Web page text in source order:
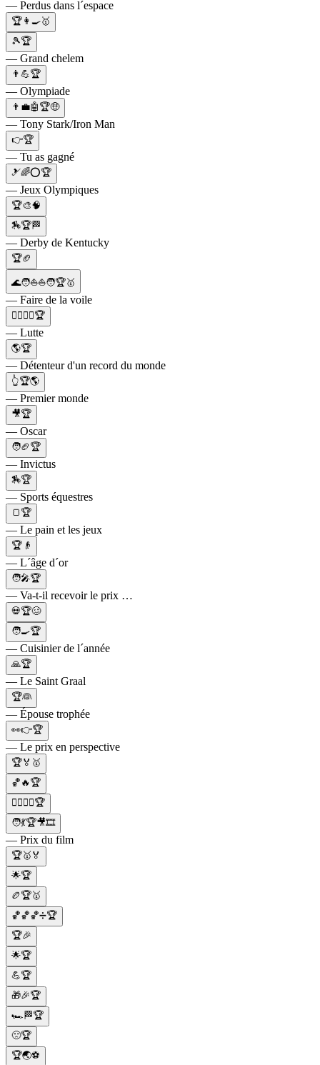
— Perdus dans l´espace
🏆👩‍🍳🥇
🎾🏆
— Grand chelem
👨💪🏆
— Olympiade
👨‍💼🤖🏆🤑
— Tony Stark/Iron Man
👉🏆
— Tu as gagné
🎿🌈⭕🏆
— Jeux Olympiques
🏆🎨🧠
🏇🏆🏁
— Derby de Kentucky
🏆🏈
🌊🧑⛵⛵🧑🏆🥇
— Faire de la voile
🤼‍♂️🤼‍♀️🏆
— Lutte
🌎🏆
— Détenteur d'un record du monde
👆🏆🌎
— Premier monde
🎥🏆
— Oscar
🧑🏈🏆
— Invictus
🏇🏆
— Sports équestres
🍞🏆
— Le pain et les jeux
🏆👴
— L´âge d´or
🧑‍🎤🏆
— Va-t-il recevoir le prix …
💀🏆🥴
🧑‍🍳🏆
— Cuisinier de l´année
🙏🏆
— Le Saint Graal
🏆👰
— Épouse trophée
👀👉🏆
— Le prix en perspective
🏆🏅🥇
🏀🔥🏆
🏊‍♂️🏊‍♀️🏆
🧑💃🏆🎥🎞
— Prix du film
🏆🥇🏅
🌟🏆
🏉🏆🥇
🏀🏀🏀➗🏆
🏆🎉
🌟🏆
💪🏆
🎁🎉🏆
🏎️🏁🏆
🙁🏆
🏆🌏⚽️